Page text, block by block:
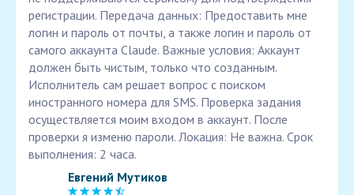
регистрации. Передача данных: Предоставить мне
логин и пароль от почты, а также логин и пароль от
самого аккаунта Claude. Важные условия: Аккаунт
должен быть чистым, только что созданным.
Исполнитель сам решает вопрос с поиском
иностранного номера для SMS. Проверка задания
осуществляется моим входом в аккаунт. После
проверки я изменю пароли. Локация: Не важна. Срок
выполнения: 2 часа.
Евгений Мутиков